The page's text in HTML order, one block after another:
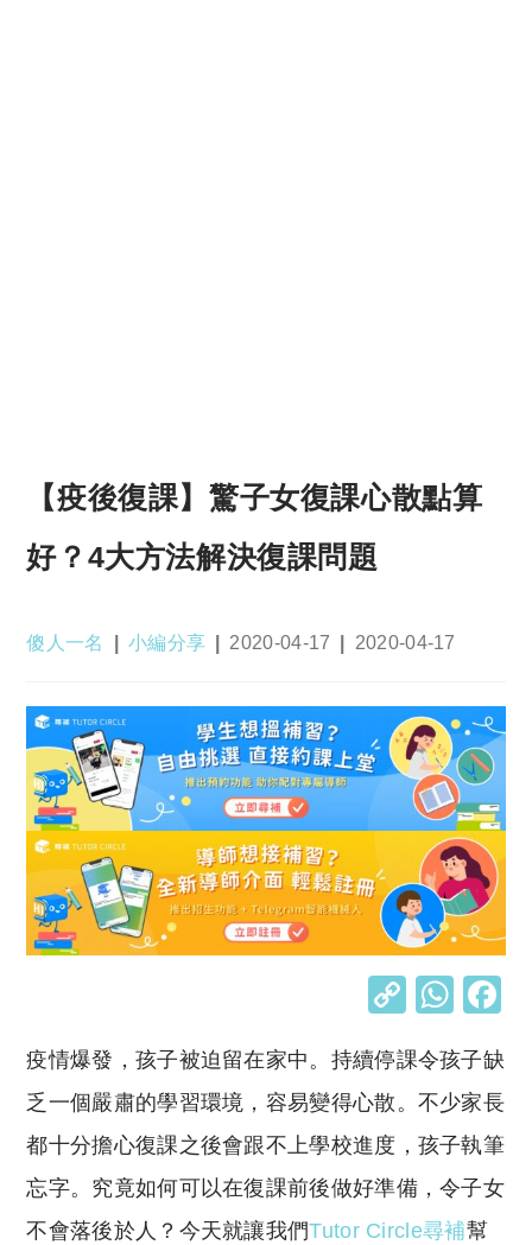
【疫後復課】驚子女復課心散點算
好？4大方法解決復課問題
Post
傻人一名
Post
小編分享
Post
2020-04-17
Post
2020-04-17
C
p
y
Li
n
k
W
at
s
A
p
p
疫情爆發，孩子被迫留在家中。持續停課令孩子缺
乏一個嚴肅的學習環境，容易變得心散。不少家長
都十分擔心復課之後會跟不上學校進度，孩子執筆
忘字。究竟如何可以在復課前後做好準備，令子女
不會落後於人？今天就讓我們Tutor Circle尋補幫